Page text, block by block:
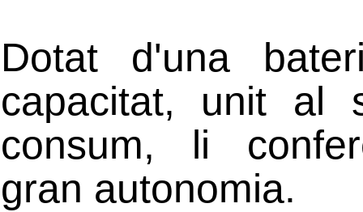
Dotat d'una
capacitat, unit al
consum, li
gran autonomia.